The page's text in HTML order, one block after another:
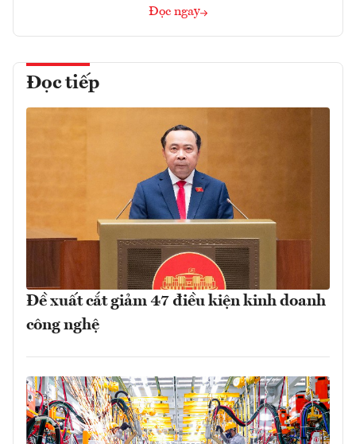
Đọc ngay
Đọc tiếp
Đề xuất cắt giảm 47 điều kiện kinh doanh
công nghệ